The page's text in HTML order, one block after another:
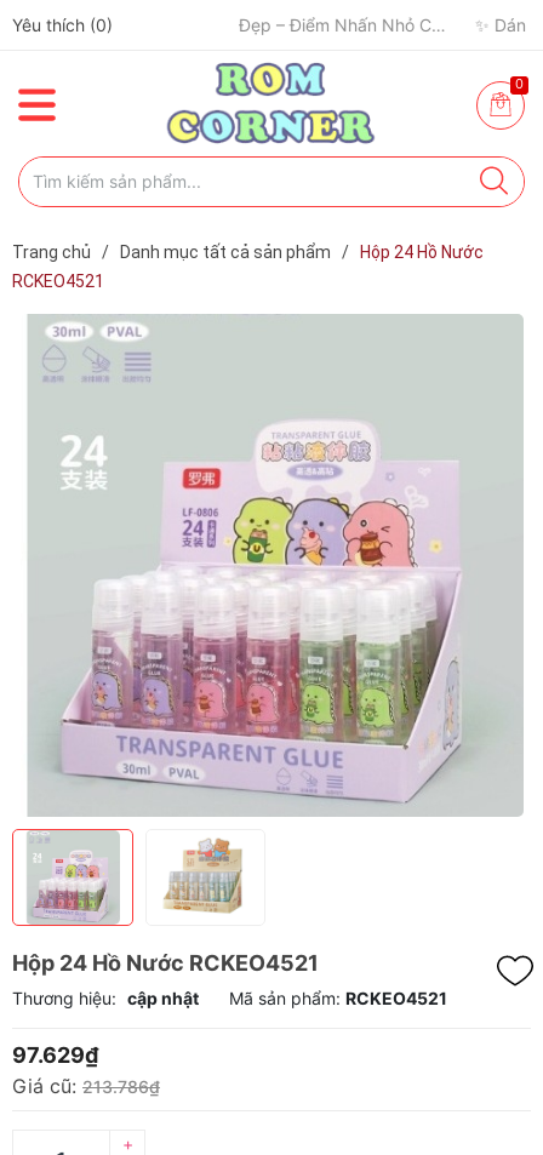
Yêu thích (0)
✈️ Đi Du Lịch – Cách Để Tâm Trạng “Refresh” Hơn ✨ 🧢 Một Chiếc Nón Đẹp – Điểm Nhấn Nhỏ Cho Mỗi Outfit ✨
0
Trang chủ / Danh mục tất cả sản phẩm /
Hộp 24 Hồ Nước
RCKEO4521
Hộp 24 Hồ Nước RCKEO4521
Thương hiệu: cập nhật Mã sản phẩm: RCKEO4521
97.629₫
Giá cũ: 213.786₫
+